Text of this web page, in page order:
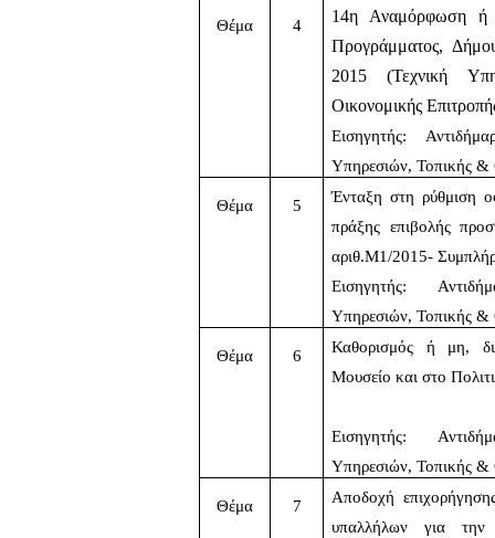
Θέμα 4
14η Αναμόρφωση ή
Προγράμματος,
2015 (Τεχνική
Οικονομικής
Εισηγητής:
Υπηρεσιών, Τοπικής &
Θέμα 5
Ένταξη στη ρύθμιση
πράξης επιβολής
αριθ.Μ1/2015-
Εισηγητής:
Υπηρεσιών, Τοπικής
Θέμα 6
Καθορισμός ή μη,
Μουσείο και στο
Εισηγητής:
Υπηρεσιών, Τοπικής
Θέμα 7
Αποδοχή
υπαλλήλων για την